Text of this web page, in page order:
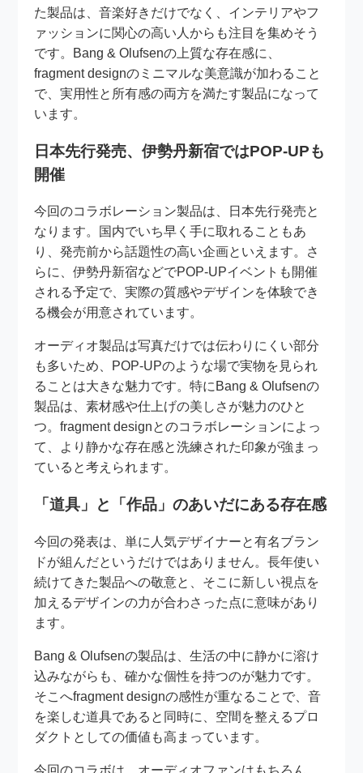
た製品は、音楽好きだけでなく、インテリアやフ
ァッションに関心の高い人からも注目を集めそう
です。Bang & Olufsenの上質な存在感に、
fragment designのミニマルな美意識が加わること
で、実用性と所有感の両方を満たす製品になって
います。
日本先行発売、伊勢丹新宿ではPOP-UPも
開催
今回のコラボレーション製品は、日本先行発売と
なります。国内でいち早く手に取れることもあ
り、発売前から話題性の高い企画といえます。さ
らに、伊勢丹新宿などでPOP-UPイベントも開催
される予定で、実際の質感やデザインを体験でき
る機会が用意されています。
オーディオ製品は写真だけでは伝わりにくい部分
も多いため、POP-UPのような場で実物を見られ
ることは大きな魅力です。特にBang & Olufsenの
製品は、素材感や仕上げの美しさが魅力のひと
つ。fragment designとのコラボレーションによっ
て、より静かな存在感と洗練された印象が強まっ
ていると考えられます。
「道具」と「作品」のあいだにある存在感
今回の発表は、単に人気デザイナーと有名ブラン
ドが組んだというだけではありません。長年使い
続けてきた製品への敬意と、そこに新しい視点を
加えるデザインの力が合わさった点に意味があり
ます。
Bang & Olufsenの製品は、生活の中に静かに溶け
込みながらも、確かな個性を持つのが魅力です。
そこへfragment designの感性が重なることで、音
を楽しむ道具であると同時に、空間を整えるプロ
ダクトとしての価値も高まっています。
今回のコラボは、オーディオファンはもちろん、